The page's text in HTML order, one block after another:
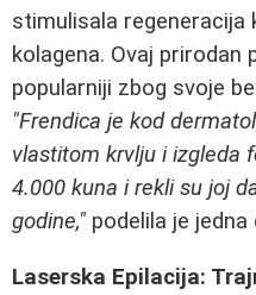
stimulisala regeneracija
kolagena. Ovaj prirodan
popularniji zbog svoje
"Frendica je kod
vlastitom krvlju i izgleda
4.000 kuna i rekli su joj
godine," podelila je jedna
Laserska Epilacija: